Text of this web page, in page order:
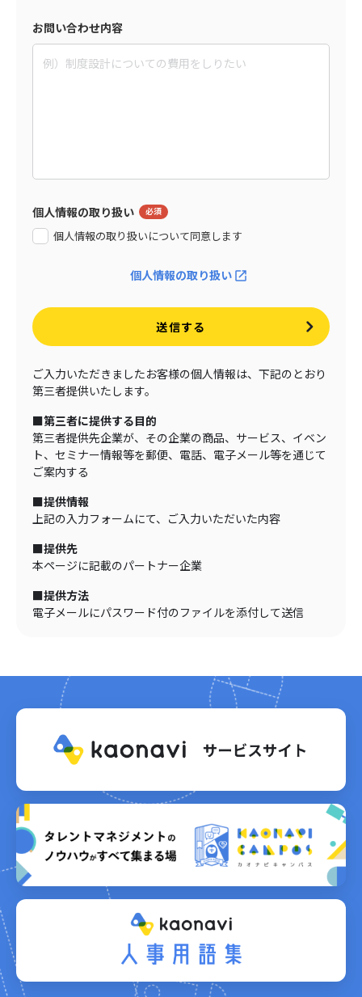
お問い合わせ内容
個人情報の取り扱い
個人情報の取り扱いについて同意します
個人情報の取り扱い
送信する
ご入力いただきましたお客様の個人情報は、下記のとおり
第三者提供いたします。
■第三者に提供する目的
第三者提供先企業が、その企業の商品、サービス、イベン
ト、セミナー情報等を郵便、電話、電子メール等を通じて
ご案内する
■提供情報
上記の入力フォームにて、ご入力いただいた内容
■提供先
本ページに記載のパートナー企業
■提供方法
電子メールにパスワード付のファイルを添付して送信